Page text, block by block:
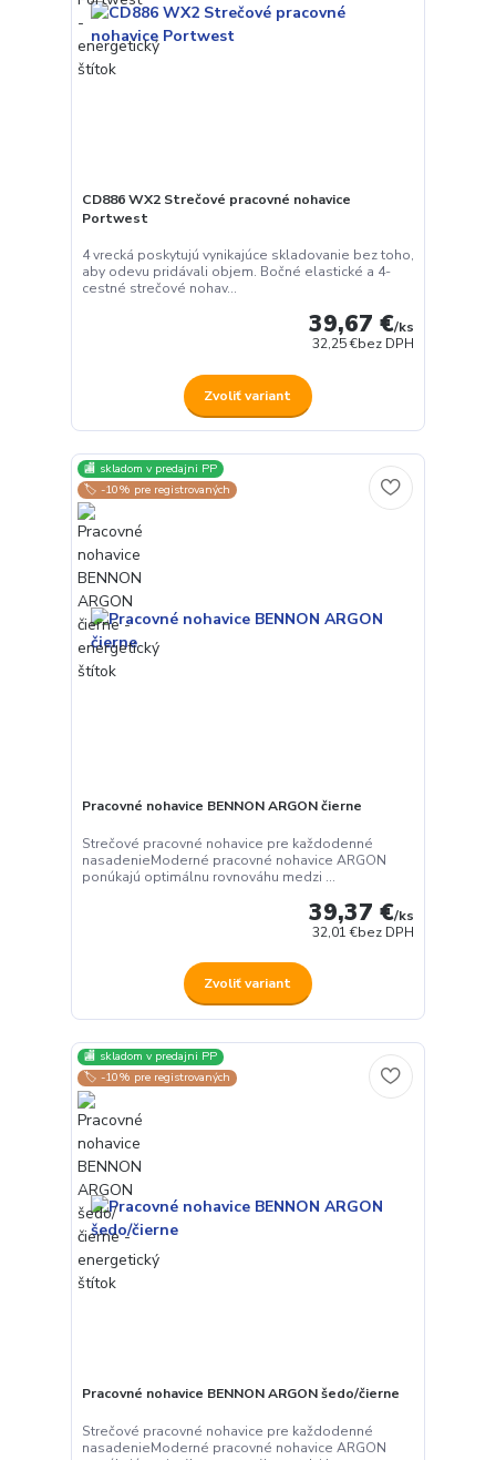
CD886 WX2 Strečové pracovné nohavice
Portwest
4 vrecká poskytujú vynikajúce skladovanie bez toho,
aby odevu pridávali objem. Bočné elastické a 4-
cestné strečové nohav...
39,67 €/ks
32,25 €bez DPH
Zvoliť variant
🏬 skladom v predajni PP
🏷️ -10% pre registrovaných
Pracovné nohavice BENNON ARGON čierne
Strečové pracovné nohavice pre každodenné
nasadenieModerné pracovné nohavice ARGON
ponúkajú optimálnu rovnováhu medzi ...
39,37 €/ks
32,01 €bez DPH
Zvoliť variant
🏬 skladom v predajni PP
🏷️ -10% pre registrovaných
Pracovné nohavice BENNON ARGON šedo/čierne
Strečové pracovné nohavice pre každodenné
nasadenieModerné pracovné nohavice ARGON